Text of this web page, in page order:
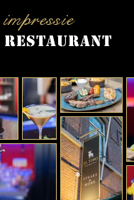
restaurant